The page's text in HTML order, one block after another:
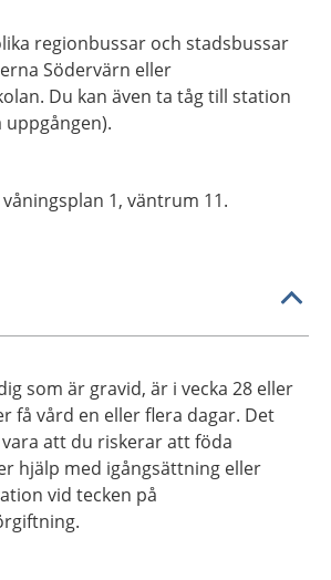
regionbussar och stadsbussar
Södervärn eller
Du kan även ta tåg till station
1, väntrum 11.
som är gravid, är i vecka 28 eller
få vård en eller flera dagar. Det
att du riskerar att föda
hjälp med igångsättning eller
vid tecken på